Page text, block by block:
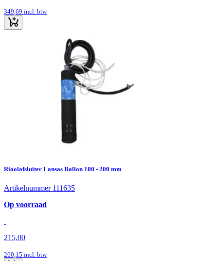
349,69 incl. btw
Rioolafsluiter Lansas Ballon 100 - 200 mm
Artikelnummer 111635
Op voorraad
215,00
260,15 incl. btw